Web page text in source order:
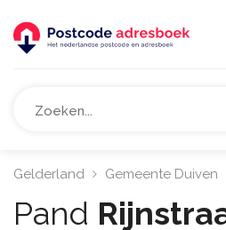
Gelderland Gemeente Duiven
Pand